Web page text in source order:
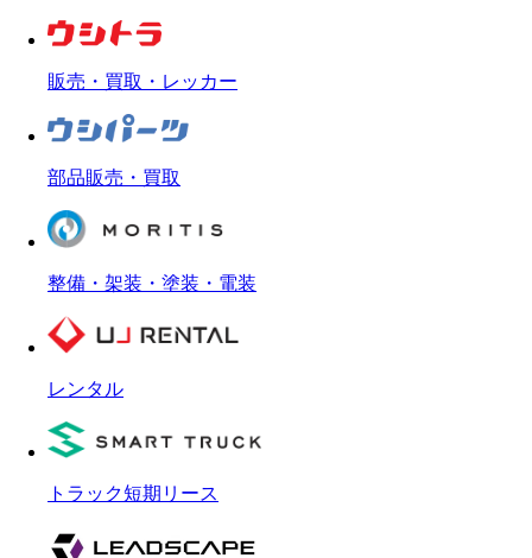
販売・買取・レッカー
部品販売・買取
整備・架装・塗装・電装
レンタル
トラック短期リース